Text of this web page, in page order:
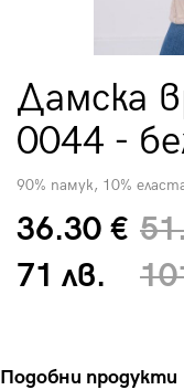
Дамска
0044 -
90% памук, 10%
36.30 €
71 лв.
Подобни продукти